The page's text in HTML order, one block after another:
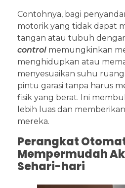
Contohnya, bagi
motorik yang tidak dapat
tangan atau tubuh
control memungkinkan
menghidupkan atau
menyesuaikan suhu
pintu garasi tanpa harus
fisik yang berat. Ini
lebih luas dan
mereka.
Perangkat
Mempermudah
Sehari-hari